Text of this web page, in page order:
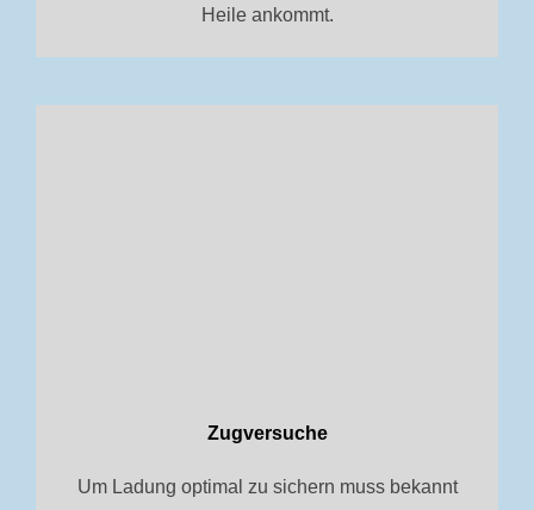
Heile ankommt.
Zugversuche
Um Ladung optimal zu sichern muss bekannt